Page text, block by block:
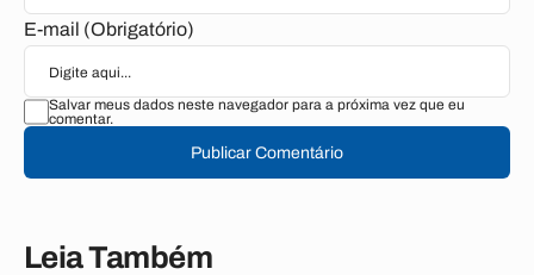
E-mail (Obrigatório)
Salvar meus dados neste navegador para a próxima vez que eu
comentar.
Publicar Comentário
Leia Também